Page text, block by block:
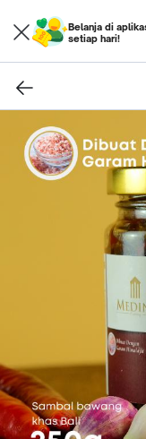
Belanja di
setiap hari!